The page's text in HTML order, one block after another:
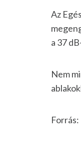
Az
a 37
Nem
Forrás: